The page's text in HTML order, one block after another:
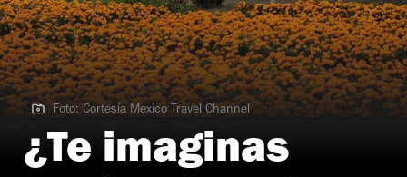
Foto: Cortesía Mexico Travel Channel
Foto: Cortesía Mexico Travel Channel
¿Te imaginas